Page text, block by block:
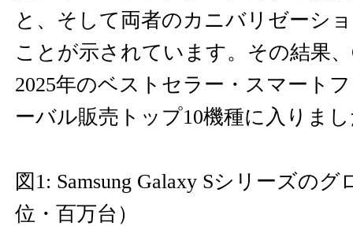
と、そして両者のカニバリゼーシ
ことが示されています。その結果、
2025年のベストセラー・スマート
ーバル販売トップ10機種に入りま
図1: Samsung Galaxy Sシリーズの
位・百万台）